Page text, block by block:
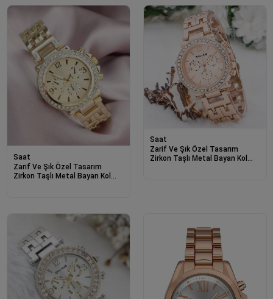
Saat
Zarif Ve Şık Özel Tasarım
Zirkon Taşlı Metal Bayan Kol
Saat
Zarif Ve Şık Özel Tasarım
Zirkon Taşlı Metal Bayan Kol